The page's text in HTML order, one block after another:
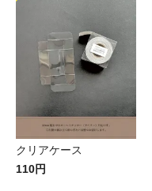
クリアケース
110円